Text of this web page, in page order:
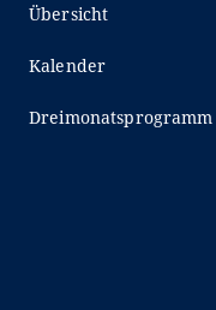
Übersicht
Kalender
Dreimonatsprogramm